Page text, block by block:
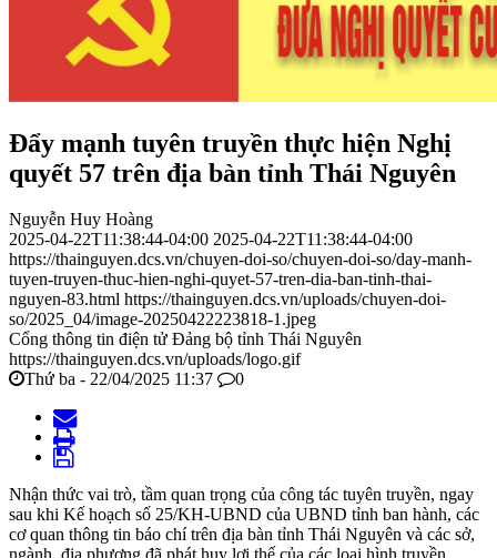
Đẩy mạnh tuyên truyền thực hiện Nghị
quyết 57 trên địa bàn tỉnh Thái Nguyên
Nguyễn Huy Hoàng
2025-04-22T11:38:44-04:00 2025-04-22T11:38:44-04:00
https://thainguyen.dcs.vn/chuyen-doi-so/chuyen-doi-so/day-manh-
tuyen-truyen-thuc-hien-nghi-quyet-57-tren-dia-ban-tinh-thai-
nguyen-83.html https://thainguyen.dcs.vn/uploads/chuyen-doi-
so/2025_04/image-20250422223818-1.jpeg
Cổng thông tin điện tử Đảng bộ tỉnh Thái Nguyên
https://thainguyen.dcs.vn/uploads/logo.gif
Thứ ba - 22/04/2025 11:37
0
Nhận thức vai trò, tầm quan trọng của công tác tuyên truyền, ngay
sau khi Kế hoạch số 25/KH-UBND của UBND tỉnh ban hành, các
cơ quan thông tin báo chí trên địa bàn tỉnh Thái Nguyên và các sở,